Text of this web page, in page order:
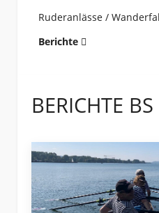
Ruderanlässe /
Berichte
BERICHTE